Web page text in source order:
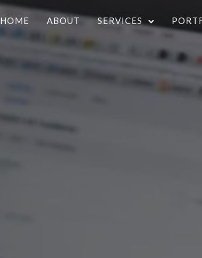
HOME ABOUT SERVICES